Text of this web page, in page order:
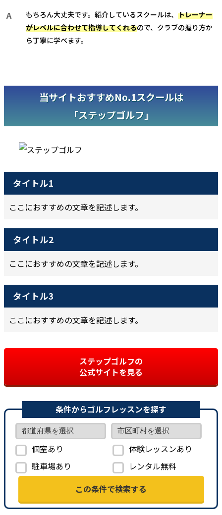
もちろん大丈夫です。紹介しているスクールは、 トレーナー
がレベルに合わせて指導してくれるので、クラブの握り方か
ら丁寧に学べます。
当サイトおすすめNo.1スクールは
「ステップゴルフ」
タイトル1
ここにおすすめの文章を記述します。
タイトル2
ここにおすすめの文章を記述します。
タイトル3
ここにおすすめの文章を記述します。
ステップゴルフの
公式サイトを見る
条件からゴルフレッスンを探す
個室あり
体験レッスンあり
駐車場あり
レンタル無料
この条件で検索する